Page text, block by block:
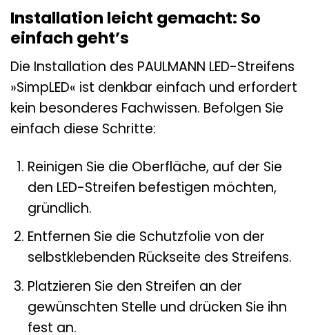
Installation leicht gemacht: So
einfach geht’s
Die Installation des PAULMANN LED-Streifens
»SimpLED« ist denkbar einfach und erfordert
kein besonderes Fachwissen. Befolgen Sie
einfach diese Schritte:
Reinigen Sie die Oberfläche, auf der Sie
den LED-Streifen befestigen möchten,
gründlich.
Entfernen Sie die Schutzfolie von der
selbstklebenden Rückseite des Streifens.
Platzieren Sie den Streifen an der
gewünschten Stelle und drücken Sie ihn
fest an.